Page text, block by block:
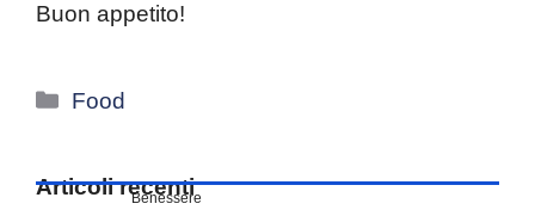
Buon appetito!
Categorie
Food
Articoli recenti
Benessere